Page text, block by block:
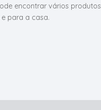
encontrar vários produtos
para a casa.